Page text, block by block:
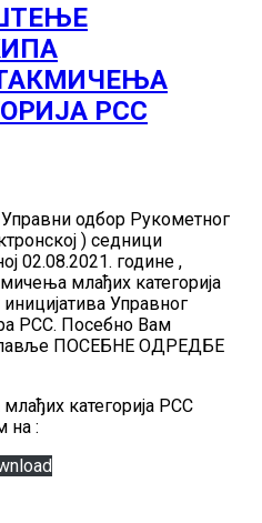
РСС
одбор Рукометног
) седници
02.08.2021. године ,
млађих категорија
Управног
РСС. Посебно Вам
ПОСЕБНЕ ОДРЕДБЕ
категорија РСС
на :